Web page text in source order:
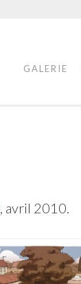
GALERIE
, avril 2010.